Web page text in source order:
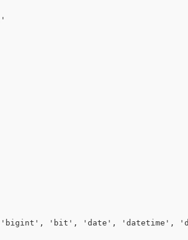
'bigint' , 'bit' , 'date' , 'datetime' ,